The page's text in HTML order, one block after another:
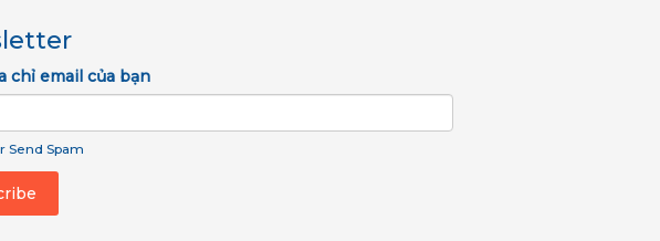
chỉ email của bạn
Send Spam